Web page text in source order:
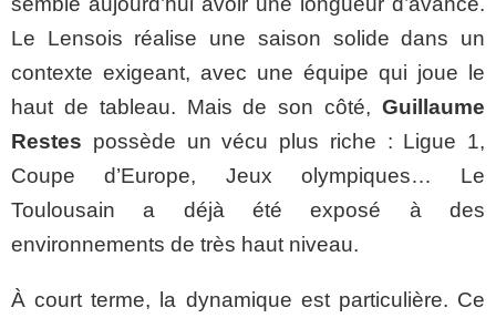
Le Lensois réalise une saison solide dans un
contexte exigeant, avec une équipe qui joue le
haut de tableau. Mais de son côté, Guillaume
Restes possède un vécu plus riche : Ligue 1,
Coupe d’Europe, Jeux olympiques… Le
Toulousain a déjà été exposé à des
environnements de très haut niveau.
À court terme, la dynamique est particulière. Ce